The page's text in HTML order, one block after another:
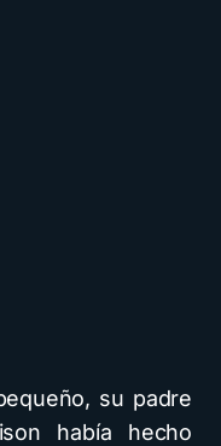
su padre
había hecho